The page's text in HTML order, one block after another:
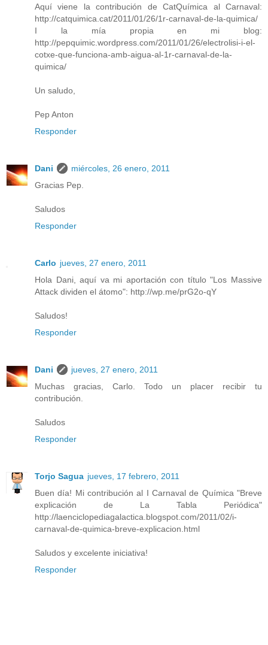
Aquí viene la contribución de CatQuímica al Carnaval:
http://catquimica.cat/2011/01/26/1r-carnaval-de-la-quimica/
I la mía propia en mi blog:
http://pepquimic.wordpress.com/2011/01/26/electrolisi-i-el-
cotxe-que-funciona-amb-aigua-al-1r-carnaval-de-la-
quimica/
Un saludo,
Pep Anton
Responder
Dani
miércoles, 26 enero, 2011
Gracias Pep.
Saludos
Responder
Carlo jueves, 27 enero, 2011
Hola Dani, aquí va mi aportación con título "Los Massive
Attack dividen el átomo": http://wp.me/prG2o-qY
Saludos!
Responder
Dani
jueves, 27 enero, 2011
Muchas gracias, Carlo. Todo un placer recibir tu
contribución.
Saludos
Responder
Torjo Sagua jueves, 17 febrero, 2011
Buen día! Mi contribución al I Carnaval de Química "Breve
explicación de La Tabla Periódica"
http://laenciclopediagalactica.blogspot.com/2011/02/i-
carnaval-de-quimica-breve-explicacion.html
Saludos y excelente iniciativa!
Responder